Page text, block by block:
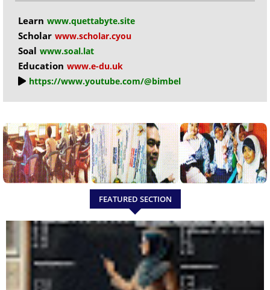
Learn www.quettabyte.site
Scholar www.scholar.cyou
Soal www.soal.lat
Education www.e-du.uk
https://www.youtube.com/@bimbel
FEATURED SECTION